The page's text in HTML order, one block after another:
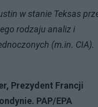
w stanie Teksas
rodzaju analiz i
(m.in. CIA).
Prezydent Francji
PAP/EPA